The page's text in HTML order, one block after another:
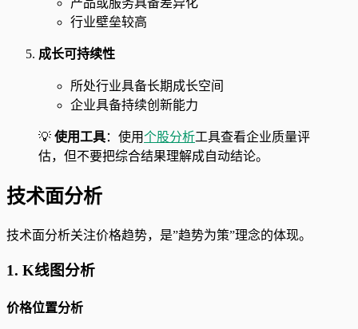
行业壁垒较高
成长可持续性
所处行业具备长期成长空间
企业具备持续创新能力
💡 使用工具：使用个股分析工具查看企业质量评
估，但不要把综合结果理解成自动结论。
技术面分析
技术面分析关注价格趋势，是”趋势为策”理念的体现。
1. K线图分析
价格位置分析